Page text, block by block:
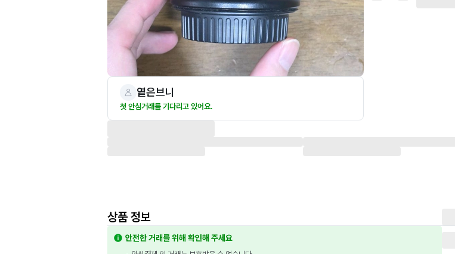
옅은브니
첫 안심거래를 기다리고 있어요.
상품 정보
안전한 거래를 위해 확인해 주세요